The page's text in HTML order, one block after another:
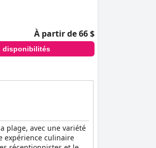
en matière
À partir de 66 $
disponibilités
plage, avec une variété
expérience culinaire